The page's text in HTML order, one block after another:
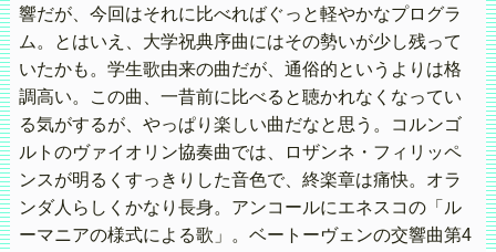
響だが、今回はそれに比べればぐっと軽やかなプログラ
ム。とはいえ、大学祝典序曲にはその勢いが少し残って
いたかも。学生歌由来の曲だが、通俗的というよりは格
調高い。この曲、一昔前に比べると聴かれなくなってい
る気がするが、やっぱり楽しい曲だなと思う。コルンゴ
ルトのヴァイオリン協奏曲では、ロザンネ・フィリッペ
ンスが明るくすっきりした音色で、終楽章は痛快。オラ
ンダ人らしくかなり長身。アンコールにエネスコの「ル
ーマニアの様式による歌」。ベートーヴェンの交響曲第4